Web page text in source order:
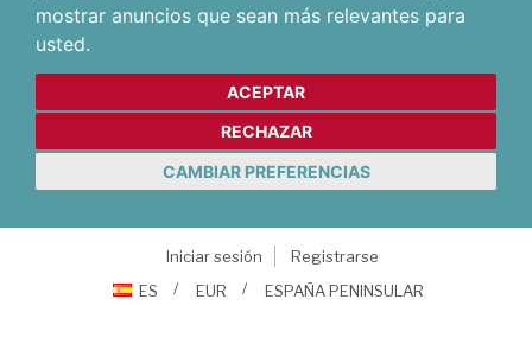
mostrar anuncios que sean más relevantes para
usted.
ACEPTAR
RECHAZAR
CAMBIAR PREFERENCIAS
Iniciar sesión
Registrarse
ES
EUR ESPAÑA PENINSULAR